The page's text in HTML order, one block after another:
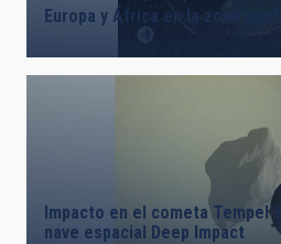
Europa y África en la zona
Impacto en el cometa Tempel
nave espacial Deep Impact